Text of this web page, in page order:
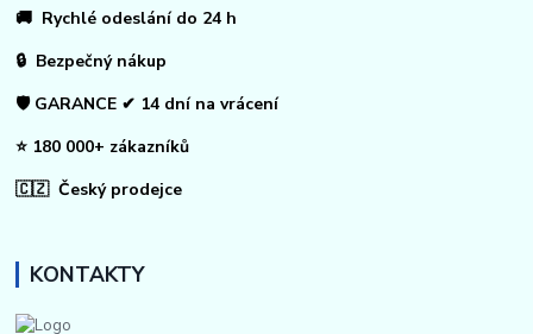
🚚 Rychlé odeslání do 24 h
🔒 Bezpečný nákup
🛡️ GARANCE ✔ 14 dní na vrácení
⭐ 180 000+ zákazníků
🇨🇿 Český prodejce
KONTAKTY